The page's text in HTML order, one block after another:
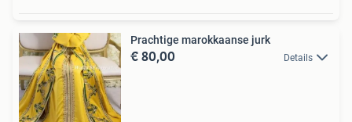
Prachtige marokkaanse jurk
€ 80,00 Details